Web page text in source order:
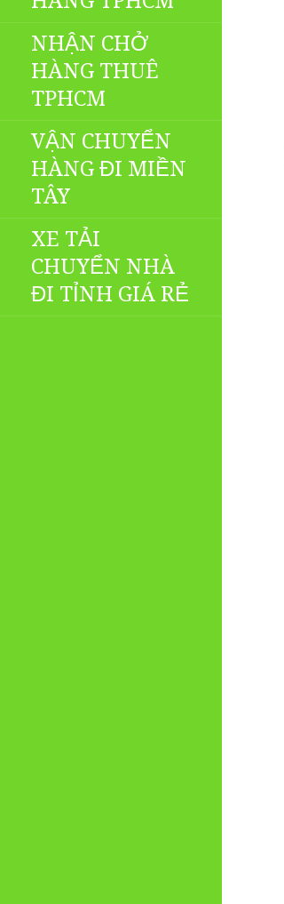
NHẬN CHỞ
HÀNG THUÊ
TPHCM
VẬN CHUYỂN
HÀNG ĐI MIỀN
TÂY
XE TẢI
CHUYỂN NHÀ
ĐI TỈNH GIÁ RẺ